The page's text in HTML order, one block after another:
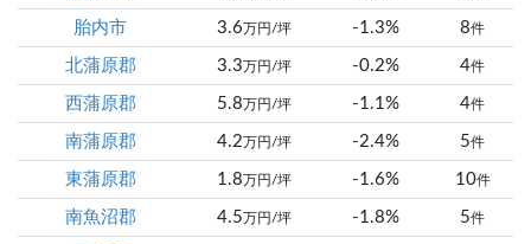
胎内市 3.6万円/坪 -1.3% 8件
北蒲原郡 3.3万円/坪 -0.2% 4件
西蒲原郡 5.8万円/坪 -1.1% 4件
南蒲原郡 4.2万円/坪 -2.4% 5件
東蒲原郡 1.8万円/坪 -1.6% 10件
南魚沼郡 4.5万円/坪 -1.8% 5件